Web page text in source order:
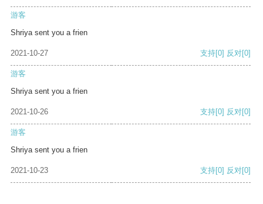
游客
Shriya sent you a frien
2021-10-27 支持[0] 反对[0]
游客
Shriya sent you a frien
2021-10-26 支持[0] 反对[0]
游客
Shriya sent you a frien
2021-10-23 支持[0] 反对[0]